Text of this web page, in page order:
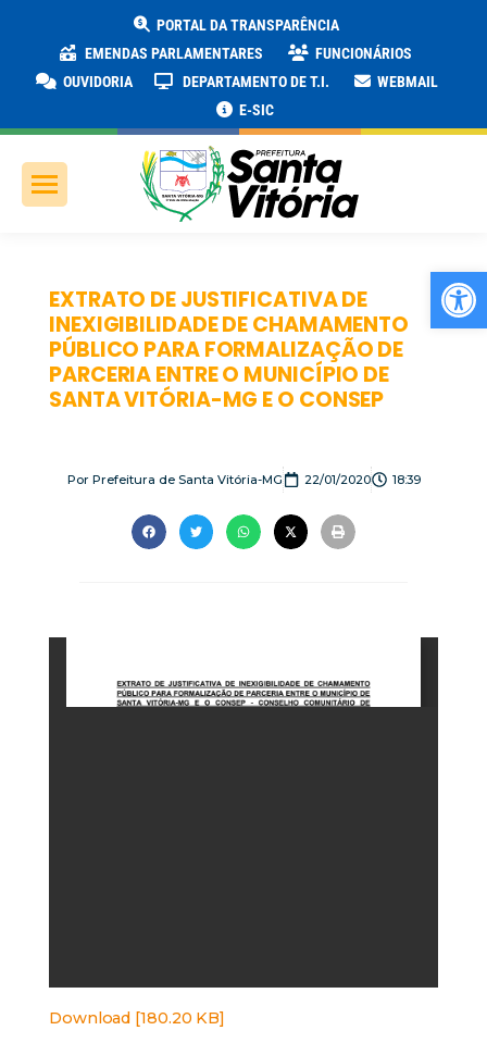
PORTAL DA TRANSPARÊNCIA
EMENDAS PARLAMENTARES
FUNCIONÁRIOS
OUVIDORIA
DEPARTAMENTO DE T.I.
WEBMAIL
E-SIC
EXTRATO DE JUSTIFICATIVA DE
INEXIGIBILIDADE DE CHAMAMENTO
PÚBLICO PARA FORMALIZAÇÃO DE
PARCERIA ENTRE O MUNICÍPIO DE
SANTA VITÓRIA-MG E O CONSEP
PorPrefeitura de Santa Vitória-MG 22/01/2020 18:39
Download [180.20 KB]